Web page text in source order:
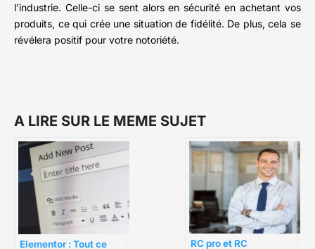
l’industrie. Celle-ci se sent alors en sécurité en achetant vos
produits, ce qui crée une situation de fidélité. De plus, cela se
révélera positif pour votre notoriété.
A LIRE SUR LE MEME SUJET
Elementor : Tout ce
RC pro et RC